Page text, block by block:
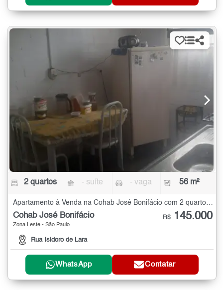
2 quartos - suíte - vaga 56 m²
Apartamento à Venda na Cohab José Bonifácio com 2 quartos - 56 m²
Cohab José Bonifácio
Zona Leste - São Paulo
Rua Isidoro de Lara
R$ 145.000
WhatsApp Contatar